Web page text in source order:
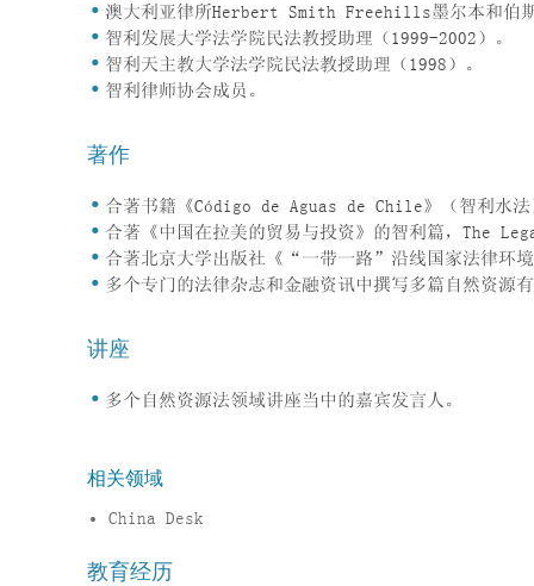
澳大利亚律所Herbert Smith Freehills墨尔本和伯斯
智利发展大学法学院民法教授助理（1999-2002）。
智利天主教大学法学院民法教授助理（1998）。
智利律师协会成员。
著作
合著书籍《Código de Aguas de Chile》（智利水
合著《中国在拉美的贸易与投资》的智利篇，The
合著北京大学出版社《“一带一路”沿线国家法律环
多个专门的法律杂志和金融资讯中撰写多篇自然资源
讲座
多个自然资源法领域讲座当中的嘉宾发言人。
相关领域
China Desk
教育经历